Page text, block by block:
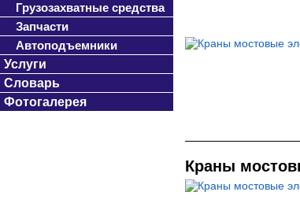
Грузозахватные средства
Запчасти
Автоподъемники
Услуги
Словарь
Фотогалерея
Краны